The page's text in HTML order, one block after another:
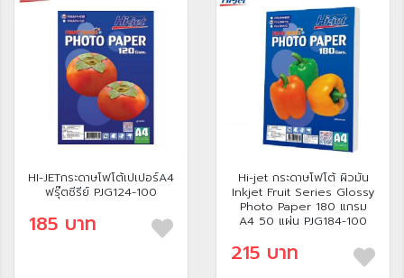
HI-JETกระดาษโฟโต้เปเปอร์A4
ฟรุ๊ตซีรีย์ PJG124-100
185 บาท
Hi-jet กระดาษโฟโต้ ผิวมัน
Inkjet Fruit Series Glossy
Photo Paper 180 แกรม
A4 50 แผ่น PJG184-100
215 บาท